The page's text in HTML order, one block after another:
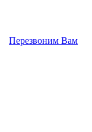
Перезвоним Вам